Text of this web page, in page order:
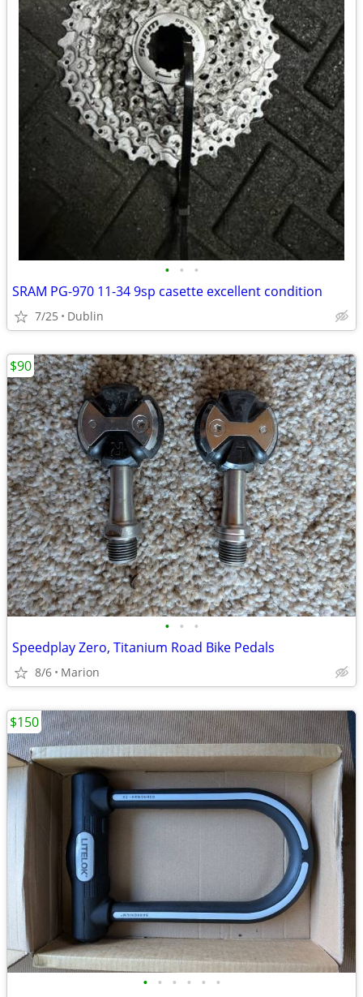
• • •
SRAM PG-970 11-34 9sp casette excellent condition
7/25 Dublin
• • •
Speedplay Zero, Titanium Road Bike Pedals
8/6 Marion
$90
• • • • • •
$150